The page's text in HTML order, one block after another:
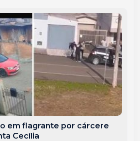
em flagrante por cárcere
Cecília